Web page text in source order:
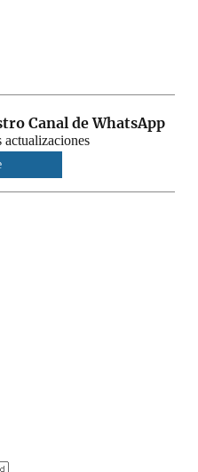
Canal de WhatsApp
actualizaciones